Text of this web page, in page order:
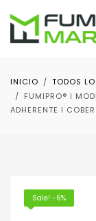
INICIO TODOS
FUMIPRO® ǀ
ADHERENTE ǀ
Sale! -6%